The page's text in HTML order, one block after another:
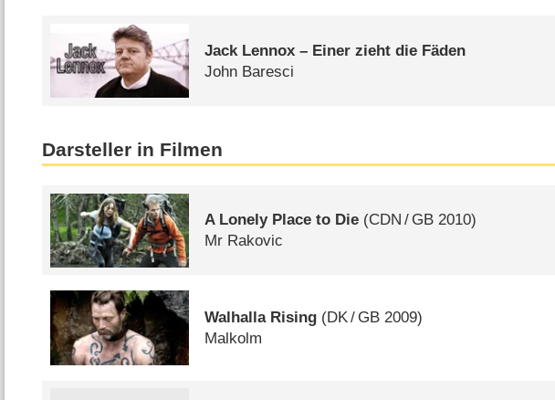
Jack Lennox – Einer zieht die Fäden
John Baresci
Darsteller in Filmen
A Lonely Place to Die (CDN / GB 2010)
Mr Rakovic
Walhalla Rising (DK/ GB 2009)
Malkolm